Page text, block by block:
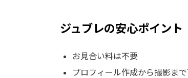
ジュブレの安心ポイント
お見合い料は不要
プロフィール作成から撮影ま